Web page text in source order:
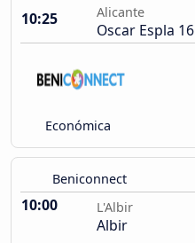
10:25
Alicante
Oscar Espla 16
Económica
Beniconnect
10:00 L'Albir
Albir